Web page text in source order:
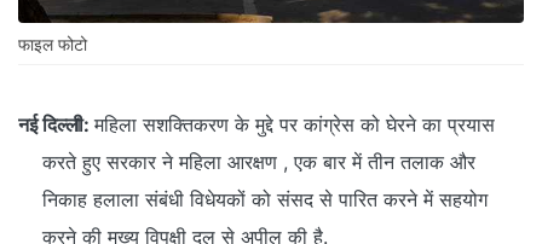
फाइल फोटो
नई दिल्ली: महिला सशक्तिकरण के मुद्दे पर कांग्रेस को घेरने का प्रयास
करते हुए सरकार ने महिला आरक्षण , एक बार में तीन तलाक और
निकाह हलाला संबंधी विधेयकों को संसद से पारित करने में सहयोग
करने की मुख्य विपक्षी दल से अपील की है.